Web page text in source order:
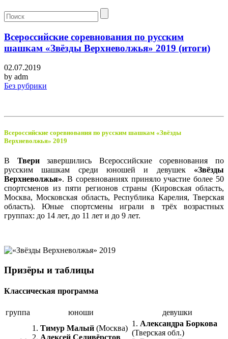
Всероссийские соревнования по русским
шашкам «Звёзды Верхневолжья» 2019 (итоги)
02.07.2019
by adm
Без рубрики
Всероссийские соревнования по русским шашкам «Звёзды
Верхневолжья» 2019
В Тверизавершились Всероссийские соревнования по
русским шашкам среди юношей и девушек «Звёзды
Верхневолжья». В соревнованиях приняло участие более 50
спортсменов из пяти регионов страны (Кировская область,
Москва, Московская область, Республика Карелия, Тверская
область). Юные спортсмены играли в трёх возрастных
группах: до 14 лет, до 11 лет и до 9 лет.
Призёры и таблицы
Классическая программа
группа юноши девушки
1. Тимур Малый (Москва)
2. Алексей Селивёрстов
1. Александра Боркова
(Тверская обл.)